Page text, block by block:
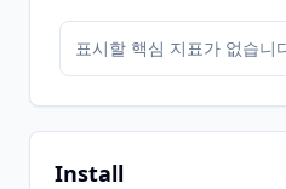
표시할 핵심 지표가 없습니
Install